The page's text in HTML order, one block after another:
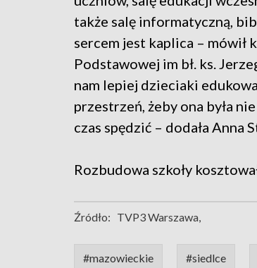
także salę informatyczną,
sercem jest kaplica –
Podstawowej im bł. ks.
nam lepiej dzieciaki
przestrzeń, żeby ona była
czas spędzić – dodała Anna
Rozbudowa szkoły
Źródło: TVP3 Warszawa,
#mazowieckie #siedlce